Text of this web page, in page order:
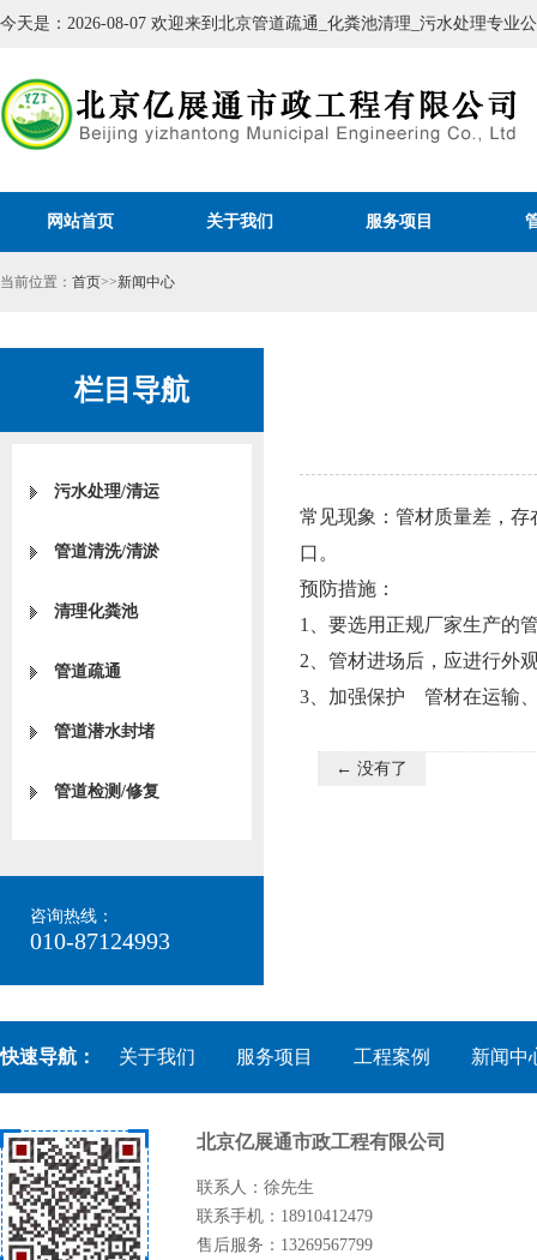
今天是：2026-08-07 欢迎来到北京管道疏通_化粪池清理_污水处理专业
网站首页 关于我们 服务项目
当前位置： 首页>>新闻中心
栏目导航
污水处理/清运
管道清洗/清淤
清理化粪池
管道疏通
管道潜水封堵
管道检测/修复
咨询热线：
010-87124993
常见现象：管材质量差，
口。
预防措施：
1、要选用正规厂家生产
2、管材进场后，应进行外
3、加强保护 管材在运输
← 没有了
快速导航： 关于我们 服务项目 工程案例 新闻中
北京亿展通市政工程有限公司
联系人：徐先生
联系手机：18910412479
售后服务：13269567799